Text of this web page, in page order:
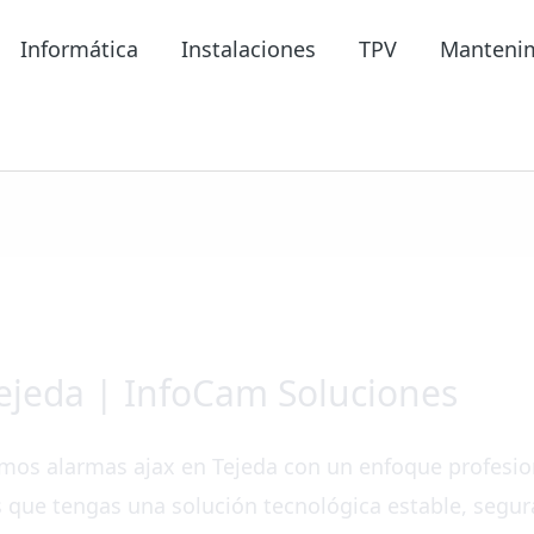
Informática Instalaciones TPV
| InfoCam Soluciones
alarmas ajax en Tejeda con un enfoque
tengas una solución tecnológica estable,